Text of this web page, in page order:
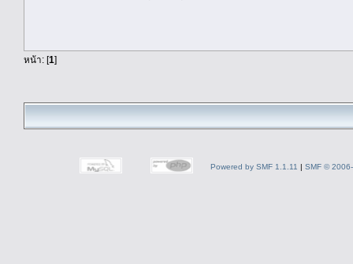
หน้า: [1]
Powered by SMF 1.1.11 | SMF ©